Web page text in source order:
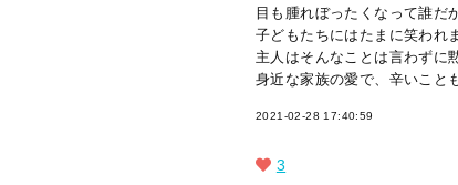
目も腫れぼったくなって誰だ
子どもたちにはたまに笑われ
主人はそんなことは言わずに
身近な家族の愛で、辛いこと
2021-02-28 17:40:59
3